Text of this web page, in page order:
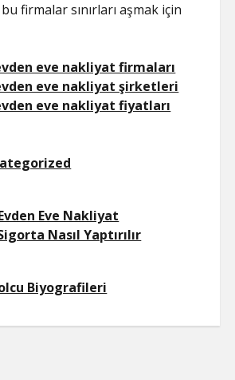
firmalar sınırları aşmak için
eve nakliyat firmaları
eve nakliyat şirketleri
eve nakliyat fiyatları
Eve Nakliyat
Nasıl Yaptırılır
Biyografileri